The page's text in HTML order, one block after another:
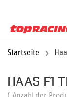
Startseite
HAAS F1